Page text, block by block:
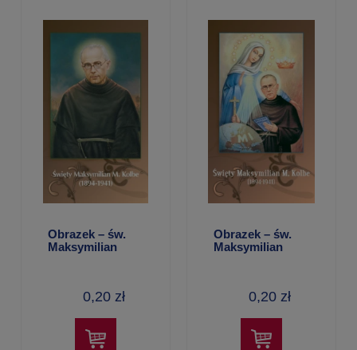
Obrazek – św.
Maksymilian
0,20 zł
Obrazek – św.
Maksymilian
0,20 zł